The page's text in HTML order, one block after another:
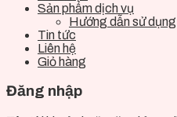
Sản phẩm dịch vụ
Hướng dẫn sử dụng
Tin tức
Liên hệ
Giỏ hàng
Đăng nhập